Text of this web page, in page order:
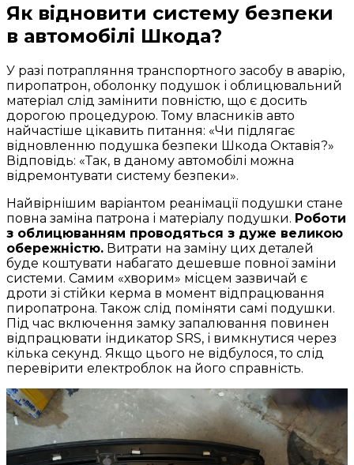
Як відновити систему безпеки
в автомобілі Шкода?
У разі потрапляння транспортного засобу в аварію,
пиропатрон, оболонку подушок і облицювальний
матеріал слід замінити повністю, що є досить
дорогою процедурою. Тому власників авто
найчастіше цікавить питання: «Чи підлягає
відновленню подушка безпеки Шкода Октавія?»
Відповідь: «Так, в даному автомобілі можна
відремонтувати систему безпеки».
Найвірнішим варіантом реанімації подушки стане
повна заміна патрона і матеріалу подушки. Роботи
з облицюванням проводяться з дуже великою
обережністю. Витрати на заміну цих деталей
буде коштувати набагато дешевше повної заміни
системи. Самим «хворим» місцем зазвичай є
дроти зі стійки керма в момент відпрацювання
пиропатрона. Також слід поміняти самі подушки.
Під час включення замку запалювання повинен
відпрацювати індикатор SRS, і вимкнутися через
кілька секунд. Якщо цього не відбулося, то слід
перевірити електроблок на його справність.